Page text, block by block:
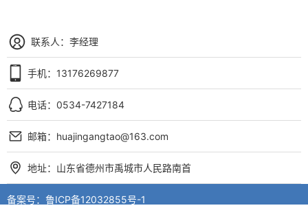
联系人：李经理
手机：13176269877
电话：0534-7427184
邮箱：huajingangtao@163.com
地址：山东省德州市禹城市人民路南首
备案号： 鲁ICP备12032855号-1